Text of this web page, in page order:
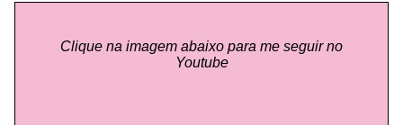
Clique na imagem abaixo para me seguir no
Youtube